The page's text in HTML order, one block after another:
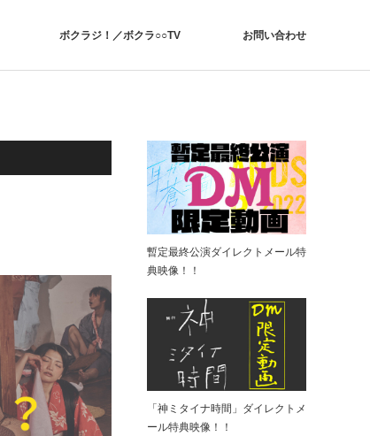
ボクラジ！／ボクラ○○TV お問い合わせ
暫定最終公演ダイレクトメール特
典映像！！
「神ミタイナ時間」ダイレクトメ
ール特典映像！！